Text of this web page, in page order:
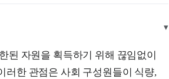
▾
된 자원을 획득하기 위해 끊임없이
러한 관점은 사회 구성원들이 식량,